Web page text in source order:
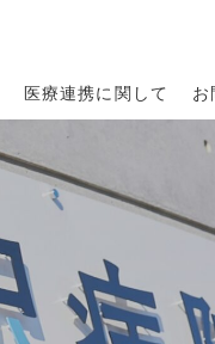
医療連携に関して お